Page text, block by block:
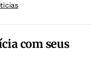
com seus